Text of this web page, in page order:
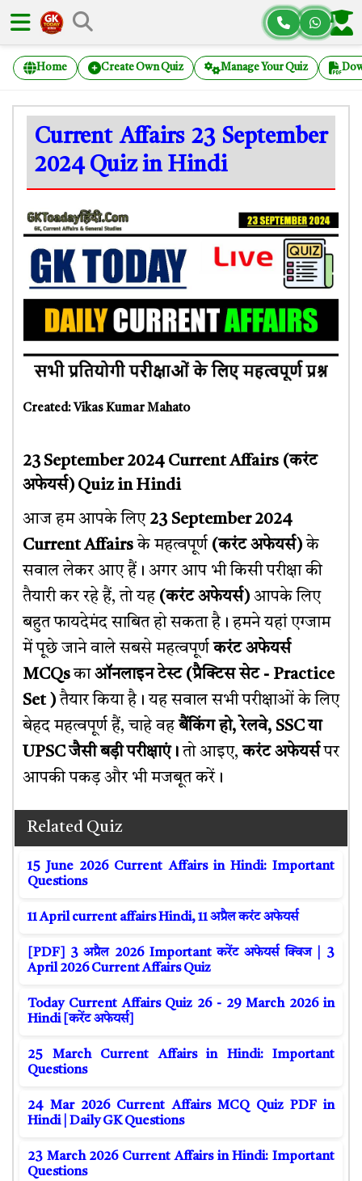
Home Create Own Quiz Manage Your Quiz
Current Affairs 23 September
2024 Quiz in Hindi
Created: Vikas Kumar Mahato
23 September 2024 Current Affairs (करंट
अफेयर्स) Quiz in Hindi
आज हम आपके लिए 23 September 2024
Current Affairs के महत्वपूर्ण (करंट अफेयर्स)के
सवाल लेकर आए हैं। अगर आप भी किसी परीक्षा की
तैयारी कर रहे हैं, तो यह (करंट अफेयर्स) आपके लिए
बहुत फायदेमंद साबित हो सकता है। हमने यहां एग्जाम
में पूछे जाने वाले सबसे महत्वपूर्णकरंट अफेयर्स
MCQsका ऑनलाइन टेस्ट (प्रैक्टिस सेट - Practice
Set ) तैयार किया है। यह सवाल सभी परीक्षाओं के लिए
बेहद महत्वपूर्ण हैं, चाहे वहबैंकिंग हो, रेलवे, SSC या
UPSC जैसी बड़ी परीक्षाएं।तो आइए,करंट अफेयर्सपर
आपकी पकड़ और भी मजबूत करें।
Related Quiz
15 June 2026 Current Affairs in Hindi: Important
Questions
11 April current affairs Hindi, 11 अप्रैल करंट अफेयर्स
[PDF] 3 अप्रैल 2026 Important करेंट अफेयर्स क्विज | 3
April 2026 Current Affairs Quiz
Today Current Affairs Quiz 26 - 29 March 2026 in
Hindi [करेंट अफेयर्स]
25 March Current Affairs in Hindi: Important
Questions
24 Mar 2026 Current Affairs MCQ Quiz PDF in
Hindi | Daily GK Questions
23 March 2026 Current Affairs in Hindi: Important
Questions